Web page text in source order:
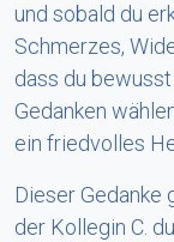
und sobald du
Schmerzes,
dass du
Gedanken
ein friedvolles
Dieser Gedanke
der Kollegin C.